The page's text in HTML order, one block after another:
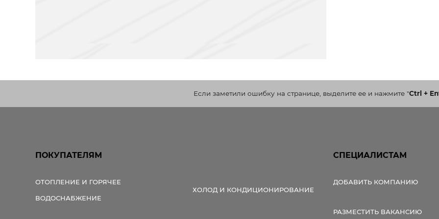
Если заметили ошибку на странице, выделите ее и нажмите"Ctrl +
ПОКУПАТЕЛЯМ
ОТОПЛЕНИЕ И ГОРЯЧЕЕ
ВОДОСНАБЖЕНИЕ
ХОЛОД И КОНДИЦИОНИРОВАНИЕ
СПЕЦИАЛИСТАМ
ДОБАВИТЬ КОМПАНИЮ
РАЗМЕСТИТЬ ВАКАНСИЮ